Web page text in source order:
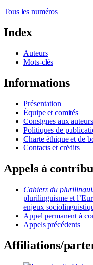
Tous les numéros
Index
Auteurs
Mots-clés
Informations
Présentation
Équipe et comités
Consignes aux auteurs
Politiques de
Charte éthique et de
Contacts et crédits
Appels à
Cahiers du
plurilinguisme et
enjeux
Appel permanent à
Appels précédents
Affiliations/